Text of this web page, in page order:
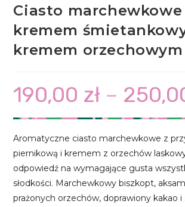
Ciasto marchewkowe
kremem
kremem orzechowym
190,00 zł –
Aromatyczne ciasto marchewkowe z
piernikową i kremem z orzechów
odpowiedź na wymagające gusta
słodkości. Marchewkowy biszkopt,
prażonych orzechów, doprawiony kakao i